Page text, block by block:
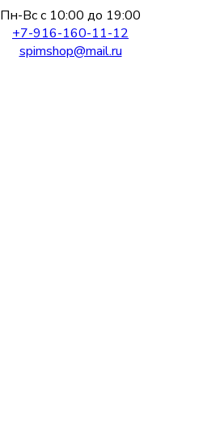
Пн-Вс с 10:00 до 19:00
+7-916-160-11-12
spimshop@mail.ru